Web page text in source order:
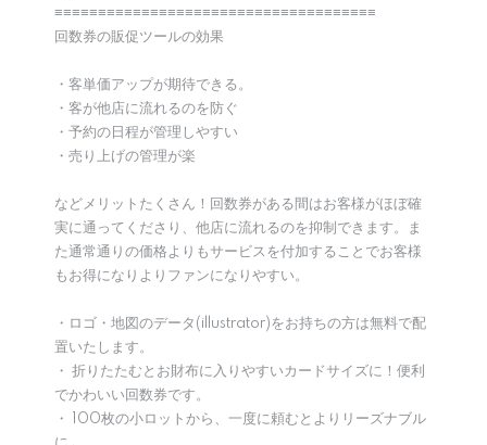
≡≡≡≡≡≡≡≡≡≡≡≡≡≡≡≡≡≡≡≡≡≡≡≡≡≡≡≡≡≡≡≡≡≡≡≡≡
回数券の販促ツールの効果
・客単価アップが期待できる。
・客が他店に流れるのを防ぐ
・予約の日程が管理しやすい
・売り上げの管理が楽
などメリットたくさん！回数券がある間はお客様がほぼ確
実に通ってくださり、他店に流れるのを抑制できます。ま
た通常通りの価格よりもサービスを付加することでお客様
もお得になりよりファンになりやすい。
・ロゴ・地図のデータ(illustrator)をお持ちの方は無料で配
置いたします。
・ 折りたたむとお財布に入りやすいカードサイズに！便利
でかわいい回数券です。
・ 100枚の小ロットから、一度に頼むとよりリーズナブル